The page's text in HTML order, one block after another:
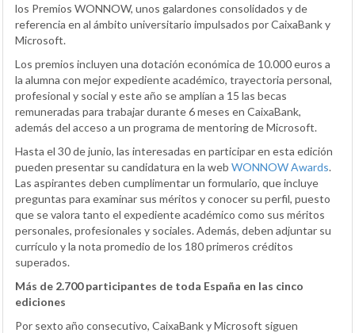
los Premios WONNOW, unos galardones consolidados y de
referencia en al ámbito universitario impulsados por CaixaBank y
Microsoft.
Los premios incluyen una dotación económica de 10.000 euros a
la alumna con mejor expediente académico, trayectoria personal,
profesional y social y este año se amplían a 15 las becas
remuneradas para trabajar durante 6 meses en CaixaBank,
además del acceso a un programa de mentoring de Microsoft.
Hasta el 30 de junio, las interesadas en participar en esta edición
pueden presentar su candidatura en la web WONNOW Awards.
Las aspirantes deben cumplimentar un formulario, que incluye
preguntas para examinar sus méritos y conocer su perfil, puesto
que se valora tanto el expediente académico como sus méritos
personales, profesionales y sociales. Además, deben adjuntar su
currículo y la nota promedio de los 180 primeros créditos
superados.
Más de 2.700 participantes de toda España en las cinco
ediciones
Por sexto año consecutivo, CaixaBank y Microsoft siguen